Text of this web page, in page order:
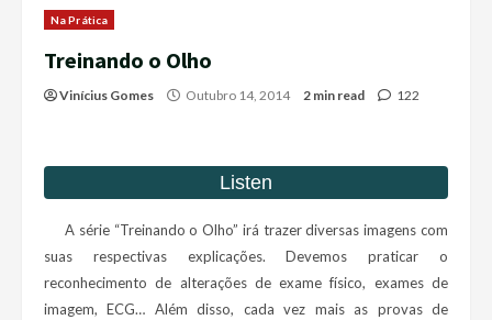
Na Prática
Treinando o Olho
Vinícius Gomes Outubro 14, 2014 2 min read 122
A série “Treinando o Olho” irá trazer diversas imagens com
suas respectivas explicações. Devemos praticar o
reconhecimento de alterações de exame físico, exames de
imagem, ECG… Além disso, cada vez mais as provas de